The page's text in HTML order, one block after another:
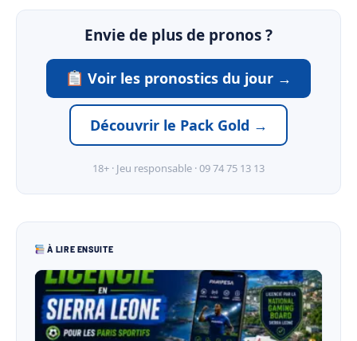
Envie de plus de pronos ?
Voir les pronostics du jour →
Découvrir le Pack Gold →
18+ · Jeu responsable · 09 74 75 13 13
À LIRE ENSUITE